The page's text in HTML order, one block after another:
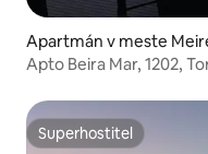
Apartmán v meste
Apto Beira Mar, 1202,
Superhostiteľ
Superhostiteľ